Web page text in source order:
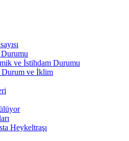
ve İstihdam Durumu
Durum ve İklim
Heykeltraşı